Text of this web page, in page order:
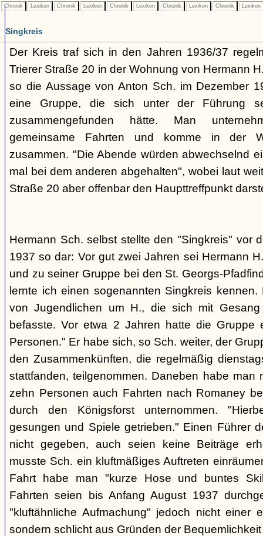
Chronik Lexikon Chronik Lexikon Chronik Lexikon Chronik Lexikon Chronik Lexikon
Singkreis
Der Kreis traf sich in den Jahren 1936/37
Trierer Straße 20 in der Wohnung von Hermann
so die Aussage von Anton Sch. im Dezember
eine Gruppe, die sich unter der Führung
zusammengefunden hätte. Man
gemeinsame Fahrten und komme in der
zusammen. "Die Abende würden abwechselnd
mal bei dem anderen abgehalten", wobei laut
Straße 20 aber offenbar den Haupttreffpunkt
Hermann Sch. selbst stellte den "Singkreis" vor
1937 so dar: Vor gut zwei Jahren sei Hermann
und zu seiner Gruppe bei den St. Georgs-
lernte ich einen sogenannten Singkreis
von Jugendlichen um H., die sich mit
befasste. Vor etwa 2 Jahren hatte die Gruppe
Personen." Er habe sich, so Sch. weiter, der
den Zusammenkünften, die regelmäßig
stattfanden, teilgenommen. Daneben habe man
zehn Personen auch Fahrten nach Romaney
durch den Königsforst unternommen.
gesungen und Spiele getrieben." Einen Führer
nicht gegeben, auch seien keine Beiträge
musste Sch. ein kluftmäßiges Auftreten
Fahrt habe man "kurze Hose und buntes
Fahrten seien bis Anfang August 1937
"kluftähnliche Aufmachung" jedoch nicht einer
sondern schlicht aus Gründen der